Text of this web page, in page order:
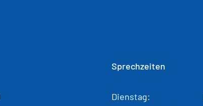
Sprechzeiten
Dienstag: